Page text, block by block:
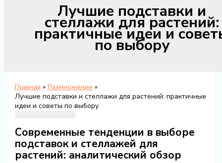
Лучшие подставки и
стеллажи для растений:
практичные идеи и
по выбору
Главная
Размножение
Лучшие подставки и стеллажи для растений: практичные
идеи и советы по выбору
Современные тенденции в выборе
подставок и стеллажей для
растений: аналитический обзор